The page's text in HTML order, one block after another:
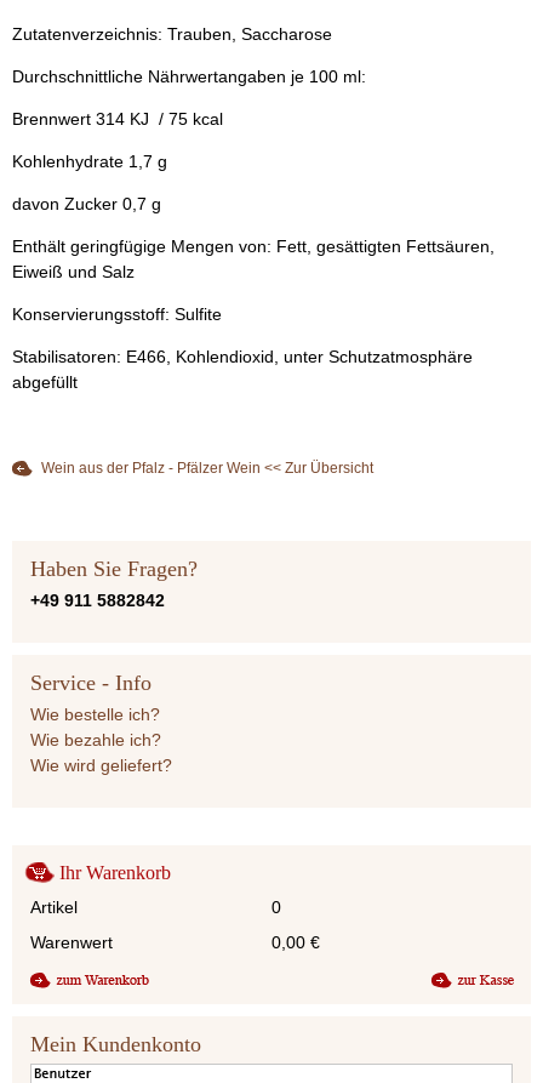
Zutatenverzeichnis: Trauben, Saccharose
Durchschnittliche Nährwertangaben je 100 ml:
Brennwert 314 KJ / 75 kcal
Kohlenhydrate 1,7 g
davon Zucker 0,7 g
Enthält geringfügige Mengen von: Fett, gesättigten Fettsäuren,
Eiweiß und Salz
Konservierungsstoff: Sulfite
Stabilisatoren: E466, Kohlendioxid, unter Schutzatmosphäre
abgefüllt
Wein aus der Pfalz - Pfälzer Wein << Zur Übersicht
Haben Sie Fragen?
+49 911 5882842
Service - Info
Wie bestelle ich?
Wie bezahle ich?
Wie wird geliefert?
Ihr Warenkorb
Artikel
0
Warenwert
0,00 €
Mein Kundenkonto